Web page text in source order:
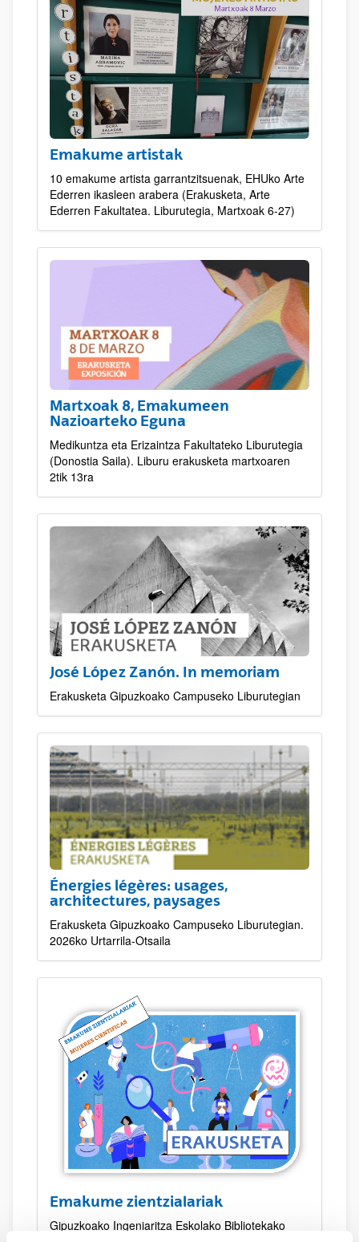
Emakume artistak
10 emakume artista garrantzitsuenak, EHUko Arte
Ederren ikasleen arabera (Erakusketa, Arte
Ederren Fakultatea. Liburutegia, Martxoak 6-27)
Martxoak 8, Emakumeen
Nazioarteko Eguna
Medikuntza eta Erizaintza Fakultateko Liburutegia
(Donostia Saila). Liburu erakusketa martxoaren
2tik 13ra
José López Zanón. In memoriam
Erakusketa Gipuzkoako Campuseko Liburutegian
Énergies légères: usages,
architectures, paysages
Erakusketa Gipuzkoako Campuseko Liburutegian.
2026ko Urtarrila-Otsaila
Emakume zientzialariak
Gipuzkoako Ingeniaritza Eskolako Bibliotekako